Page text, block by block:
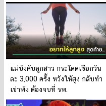
แม่บังคับลูกสาว กระโดดเชือกวัน
ละ 3,000 ครั้ง หวังให้สูง กลับทำ
เข่าพัง ต้องจบที่ รพ.